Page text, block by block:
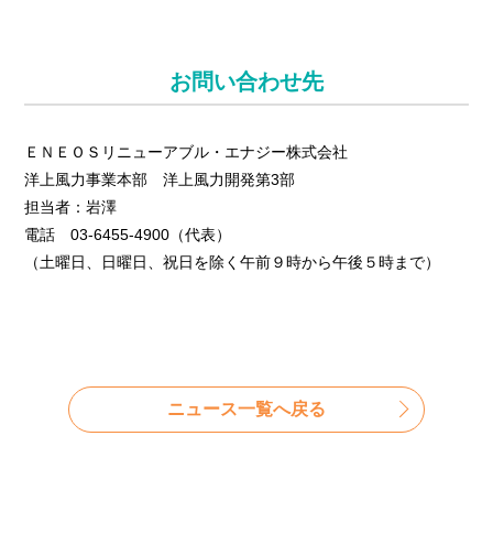
お問い合わせ先
ＥＮＥＯＳリニューアブル・エナジー株式会社
洋上風力事業本部 洋上風力開発第3部
担当者：岩澤
電話 03-6455-4900（代表）
（土曜日、日曜日、祝日を除く午前９時から午後５時まで）
ニュース⼀覧へ戻る